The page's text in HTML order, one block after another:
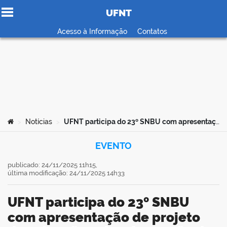
Ir para o conteúdo
UFNT
Acesso à Informação Contatos
Você está aqui:
Notícias UFNT participa do 23º SNBU com apresentação de projeto de extensão sobre formação de leitores
EVENTO
UFNT participa do 23º SNBU
com apresentação de projeto
publicado: 24/11/2025 11h15,
última modificação: 24/11/2025 14h33